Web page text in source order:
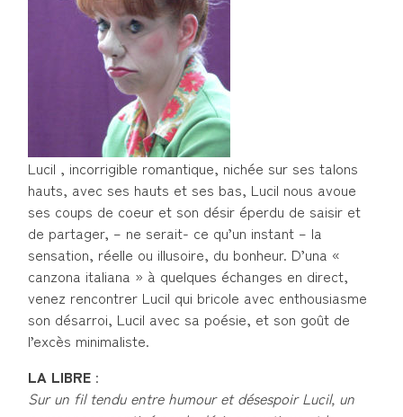
Lucil , incorrigible romantique, nichée sur ses talons
hauts, avec ses hauts et ses bas, Lucil nous avoue
ses coups de coeur et son désir éperdu de saisir et
de partager, – ne serait- ce qu’un instant – la
sensation, réelle ou illusoire, du bonheur. D’una «
canzona italiana » à quelques échanges en direct,
venez rencontrer Lucil qui bricole avec enthousiasme
son désarroi, Lucil avec sa poésie, et son goût de
l’excès minimaliste.
LA LIBRE :
Sur un fil tendu entre humour et désespoir Lucil, un